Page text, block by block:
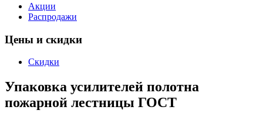
Акции
Распродажи
Цены и скидки
Скидки
Упаковка усилителей полотна
пожарной лестницы ГОСТ